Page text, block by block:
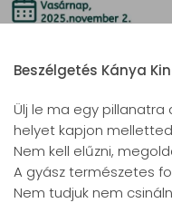
Beszélgetés Kánya
Ülj le ma egy pillanatra
helyet kapjon
Nem kell elűzni,
A gyász természetes
Nem tudjuk nem